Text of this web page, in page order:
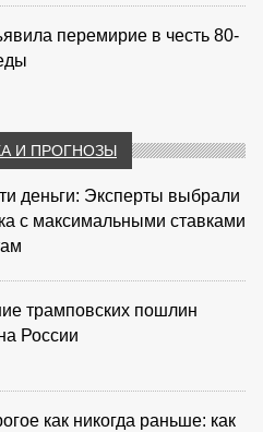
перемирие в честь 80-
И ПРОГНОЗЫ
деньги: Эксперты выбрали
с максимальными ставками
трамповских пошлин
России
как никогда раньше: как